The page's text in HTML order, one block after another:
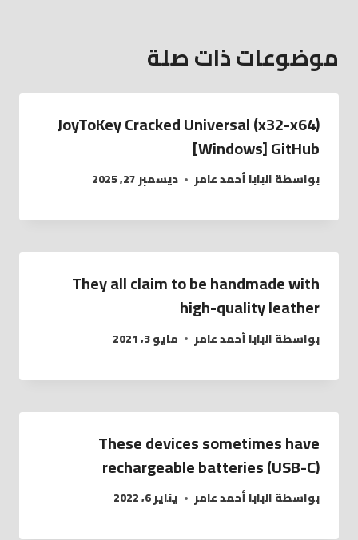
موضوعات ذات صلة
JoyToKey Cracked Universal (x32-x64)
[Windows] GitHub
بواسطةالبابا أحمد عامر ديسمبر 27, 2025
They all claim to be handmade with
high-quality leather
بواسطةالبابا أحمد عامر مايو 3, 2021
These devices sometimes have
rechargeable batteries (USB-C)
بواسطةالبابا أحمد عامر يناير 6, 2022